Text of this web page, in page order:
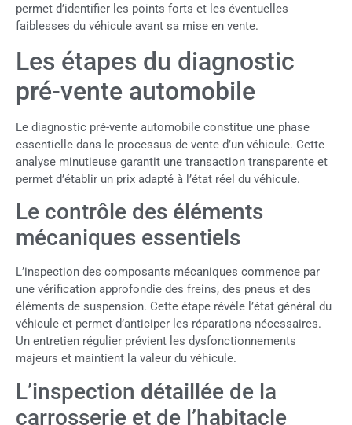
permet d’identifier les points forts et les éventuelles
faiblesses du véhicule avant sa mise en vente.
Les étapes du diagnostic
pré-vente automobile
Le diagnostic pré-vente automobile constitue une phase
essentielle dans le processus de vente d’un véhicule. Cette
analyse minutieuse garantit une transaction transparente et
permet d’établir un prix adapté à l’état réel du véhicule.
Le contrôle des éléments
mécaniques essentiels
L’inspection des composants mécaniques commence par
une vérification approfondie des freins, des pneus et des
éléments de suspension. Cette étape révèle l’état général du
véhicule et permet d’anticiper les réparations nécessaires.
Un entretien régulier prévient les dysfonctionnements
majeurs et maintient la valeur du véhicule.
L’inspection détaillée de la
carrosserie et de l’habitacle